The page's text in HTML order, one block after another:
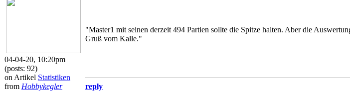
04-04-20, 10:20pm
(posts: 92)
on Artikel Statistiken
from Hobbykegler
"Master1 mit seinen derzeit 494 Partien sollte die Spitze halten. Aber die
Gruß vom Kalle."
reply